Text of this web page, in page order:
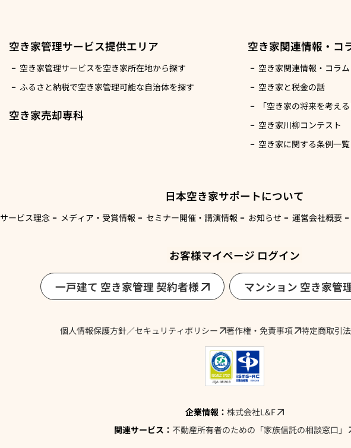
空き家管理サービス提供エリア
空き家管理サービスを空き家所在地から探す
ふるさと納税で空き家管理可能な自治体を探す
空き家売却専科
空き家関連情報・コ
空き家関連情報・コラム
空き家と税金の話
「空き家の将来を考え
空き家川柳コンテスト
空き家に関する条例一覧
日本空き家サポートについて
サービス理念 メディア・受賞情報 セミナー開催・講演情報 お知らせ 運営会社概要
お客様マイページ ログイン
一戸建て 空き家管理 契約者様 マンション 空き家管
個人情報保護方針／セキュリティポリシー 著作権・免責事項 特定商取引
企業情報： 株式会社L&F
関連サービス： 不動産所有者のための「家族信託の相談窓口」